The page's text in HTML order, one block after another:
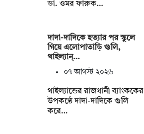
ডা. ওমর ফারুক…
দাদা-দাদিকে হত্যার পর স্কুলে
গিয়ে এলোপাতাড়ি গুলি,
থাইল্যান্…
০৭ আগস্ট ২০২৬
থাইল্যান্ডের রাজধানী ব্যাংককের
উপকণ্ঠে দাদা-দাদিকে গুলি
করে…